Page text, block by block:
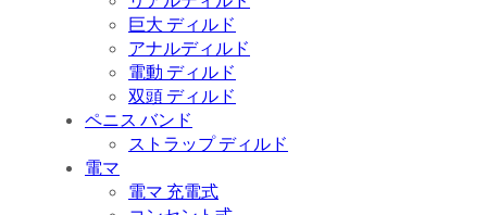
巨大 ディルド
アナルディルド
電動 ディルド
双頭 ディルド
ペニス バンド
ストラップ ディルド
電マ
電マ 充電式